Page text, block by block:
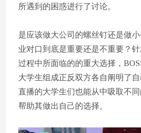
所遇到的困惑进行了讨论。
是应该做大公司的螺丝钉还是做
业对口到底是重要还是不重要？
过程中所面临的的重大选择，
大学生组成正反双方各自阐明了
直播的大学生们也能从中吸取不
帮助其做出自己的选择。